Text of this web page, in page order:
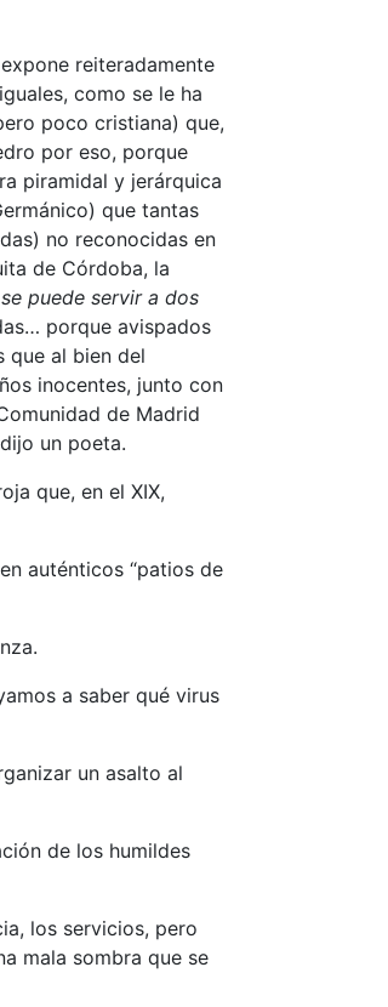
reiteradamente
como se le ha
poco cristiana) que,
por eso, porque
piramidal y jerárquica
que tantas
no reconocidas en
de Córdoba, la
se puede servir a dos
porque avispados
que al bien del
inocentes, junto con
de Madrid
un poeta.
que, en el XIX,
auténticos “patios de
a saber qué virus
un asalto al
de los humildes
los servicios, pero
mala sombra que se